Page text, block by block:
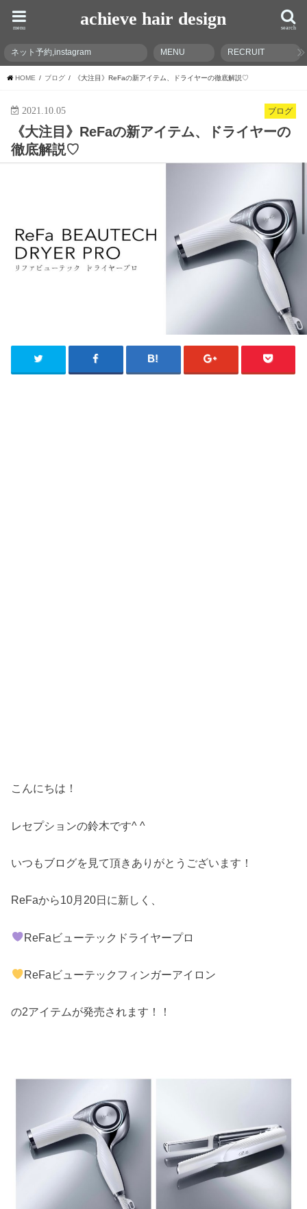
achieve hair design search
menu
ネット予約,instagram MENU RECRUIT
HOME ブログ 《大注目》ReFaの新アイテム、ドライヤーの徹底解説♡
ブログ
2021.10.05
《大注目》ReFaの新アイテム、ドライヤーの
徹底解説♡
こんにちは！
レセプションの鈴木です^ ^
いつもブログを見て頂きありがとうございます！
ReFaから10月20日に新しく、
ReFaビューテックドライヤープロ
ReFaビューテックフィンガーアイロン
の2アイテムが発売されます！！